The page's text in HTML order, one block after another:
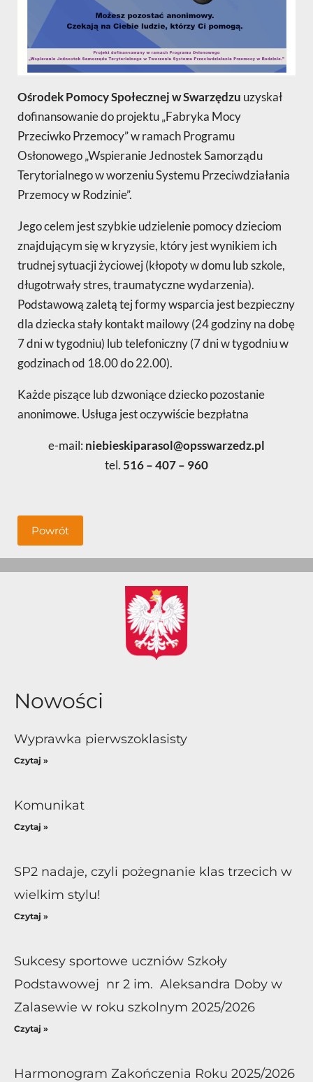
Ośrodek Pomocy Społecznej w Swarzędzu uzyskał
dofinansowanie do projektu „Fabryka Mocy
Przeciwko Przemocy” w ramach Programu
Osłonowego „Wspieranie Jednostek Samorządu
Terytorialnego w worzeniu Systemu Przeciwdziałania
Przemocy w Rodzinie”.
Jego celem jest szybkie udzielenie pomocy dzieciom
znajdującym się w kryzysie, który jest wynikiem ich
trudnej sytuacji życiowej (kłopoty w domu lub szkole,
długotrwały stres, traumatyczne wydarzenia).
Podstawową zaletą tej formy wsparcia jest bezpieczny
dla dziecka stały kontakt mailowy (24 godziny na dobę
7 dni w tygodniu) lub telefoniczny (7 dni w tygodniu w
godzinach od 18.00 do 22.00).
Każde piszące lub dzwoniące dziecko pozostanie
anonimowe. Usługa jest oczywiście bezpłatna
e-mail: niebieskiparasol@opsswarzedz.pl
tel.516 – 407 – 960
Powrót
Nowości
Wyprawka pierwszoklasisty
Czytaj »
Komunikat
Czytaj »
SP2 nadaje, czyli pożegnanie klas trzecich w
wielkim stylu!
Czytaj »
Sukcesy sportowe uczniów Szkoły
Podstawowej nr 2 im. Aleksandra Doby w
Zalasewie w roku szkolnym 2025/2026
Czytaj »
Harmonogram Zakończenia Roku 2025/2026